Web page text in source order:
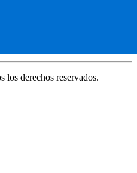
derechos reservados.